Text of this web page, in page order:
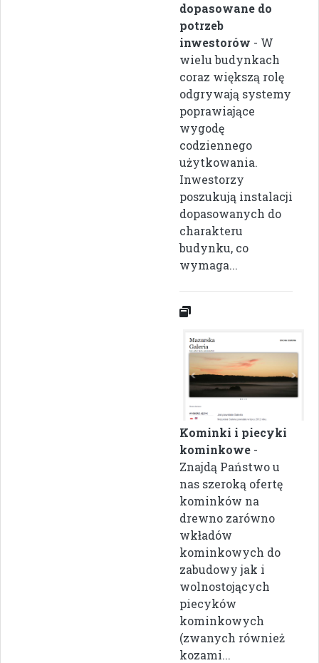
dopasowane do
potrzeb
inwestorów - W
wielu budynkach
coraz większą rolę
odgrywają systemy
poprawiające
wygodę
codziennego
użytkowania.
Inwestorzy
poszukują instalacji
dopasowanych do
charakteru
budynku, co
wymaga...
Kominki i piecyki
kominkowe -
Znajdą Państwo u
nas szeroką ofertę
kominków na
drewno zarówno
wkładów
kominkowych do
zabudowy jak i
wolnostojących
piecyków
kominkowych
(zwanych również
kozami...